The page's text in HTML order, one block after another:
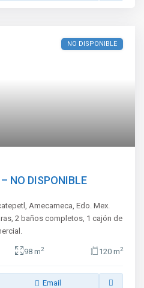
NO DISPONIBLE
NO DISPONIBLE
Amecameca, Edo. Mex.
2 baños completos, 1 cajón de
98 m2 120 m2
Email